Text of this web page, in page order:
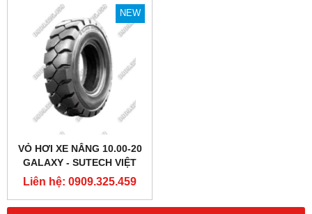
NEW
VỎ HƠI XE NÂNG 10.00-20
GALAXY - SUTECH VIỆT
NAM
Liên hệ: 0909.325.459